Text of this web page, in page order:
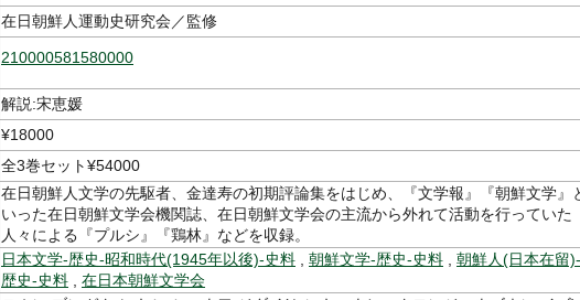
在日朝鮮人運動史研究会／監修
210000581580000
解説:宋恵媛
¥18000
全3巻セット¥54000
在日朝鮮人文学の先駆者、金達寿の初期評論集をはじめ、『文学報』『朝鮮文学』
いった在日朝鮮文学会機関誌、在日朝鮮文学会の主流から外れて活動を行っていた
人々による『プルシ』『鶏林』などを収録。
日本文学-歴史-昭和時代(1945年以後)-史料 朝鮮文学-歴史-史料
朝鮮人(日本在留)-
歴史-史料
在日本朝鮮文学会